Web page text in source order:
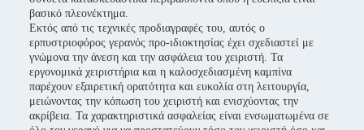
βασικό πλεονέκτημα.
Εκτός από τις τεχνικές προδιαγραφές του, αυτός ο
ερπυστριοφόρος γερανός προ-ιδιοκτησίας έχει σχεδιαστεί με
γνώμονα την άνεση και την ασφάλεια του χειριστή. Τα
εργονομικά χειριστήρια και η καλοσχεδιασμένη καμπίνα
παρέχουν εξαιρετική ορατότητα και ευκολία στη λειτουργία,
μειώνοντας την κόπωση του χειριστή και ενισχύοντας την
ακρίβεια. Τα χαρακτηριστικά ασφαλείας είναι ενσωματωμένα σε